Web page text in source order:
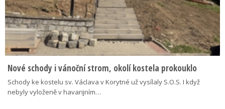
Nové schody i vánoční strom, okolí kostela prokouklo
Schody ke kostelu sv. Václava v Korytné už vysílaly S.O.S. I když
nebyly vyloženě v havarijním…